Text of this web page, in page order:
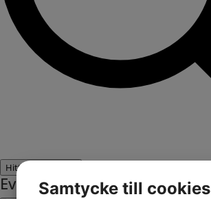
Hitta Evenemang
Evenemang vynavigering
Samtycke till cookies